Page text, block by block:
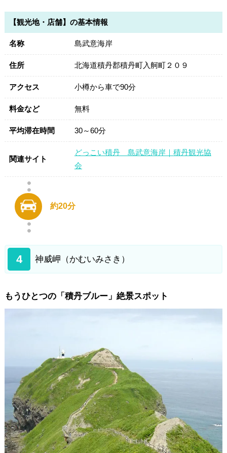
【観光地・店舗】の基本情報
名称 島武意海岸
住所 北海道積丹郡積丹町入舸町２０９
アクセス 小樽から車で90分
料金など 無料
平均滞在時間 30～60分
関連サイト
どっこい積丹 島武意海岸｜積丹観光協
会
約20分
4 神威岬（かむいみさき）
もうひとつの「積丹ブルー」絶景スポット